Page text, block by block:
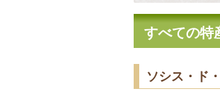
すべての
ソシス・ド